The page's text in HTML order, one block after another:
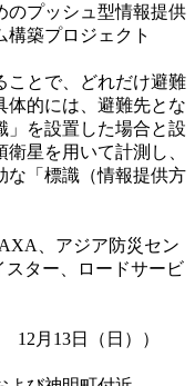
プッシュ型情報提供
築プロジェクト
とで、どれだけ避難
体的には、避難先とな
」を設置した場合と設
星を用いて計測し、
な「標識（情報提供方
、アジア防災セン
ター、ロードサービ
月13日（日））